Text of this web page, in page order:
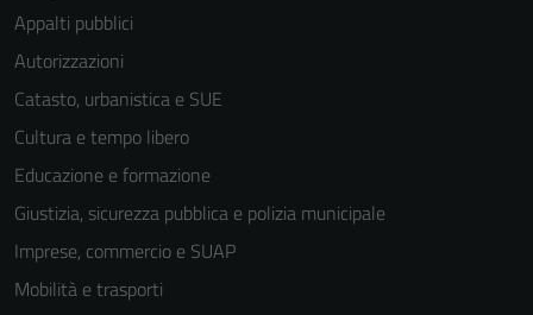
Appalti pubblici
Autorizzazioni
Catasto, urbanistica e SUE
Cultura e tempo libero
Educazione e formazione
Giustizia, sicurezza pubblica e polizia municipale
Imprese, commercio e SUAP
Mobilità e trasporti
sono necessari